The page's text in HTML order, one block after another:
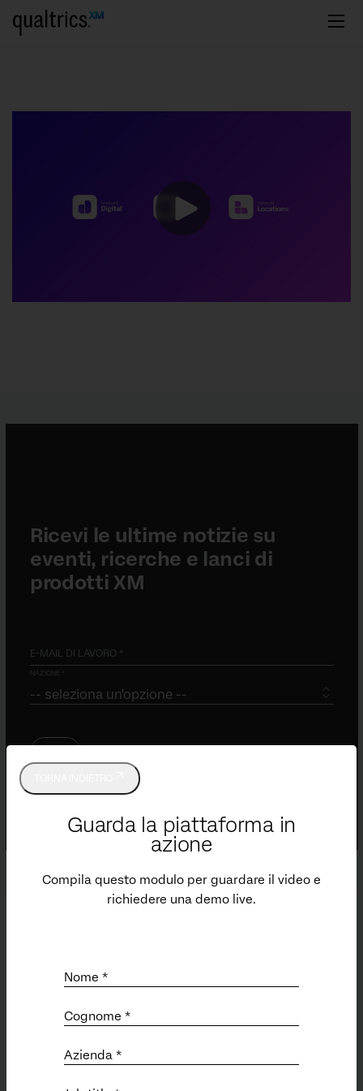
Passa al contenuto principale
Guarda la piattaforma in
azione
Compila questo modulo per guardare il video e
richiedere una demo live.
Nome *
Cognome *
Azienda *
Formazione (EN)
Servizi